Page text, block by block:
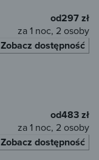
od297 zł
za 1 noc, 2 osoby
Zobacz dostępność
od483 zł
za 1 noc, 2 osoby
Zobacz dostępność